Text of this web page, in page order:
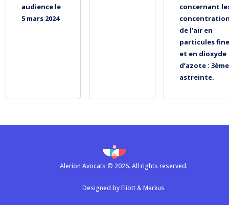
audience le
5 mars 2024
concernant
de l’air en
particules
et en dioxyde
d’azote : 3ème
astreinte.
Alerion Avocats © 2026. All rights reserved.
Designed byEliott & Markus